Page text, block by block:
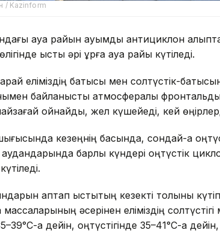
/ Kazinform
ауа райын ауқымды антициклон
ыстық әрі құрғақ ауа райы күтіледі.
еліміздің батысы мен солтүстік-
байланысты атмосфералық фронтальды
ойнайды, жел күшейеді, кей
кезеңнің басында, сондай-ақ
барлық күндері оңтүстік
аптап ыстықтың кезекті толқыны
әсерінен еліміздің
қа дейін, оңтүстігінде 35–41°С-қа